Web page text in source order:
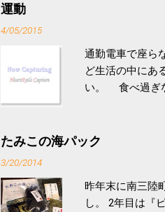
運動
4/05/2015
通勤電車で座ら
ど生活の中にあ
い。 食べ過ぎ
ル性脂肪性肝
続けることが有
たみこの海パック
3/20/2014
昨年末に南三陸
し。 2年目は『